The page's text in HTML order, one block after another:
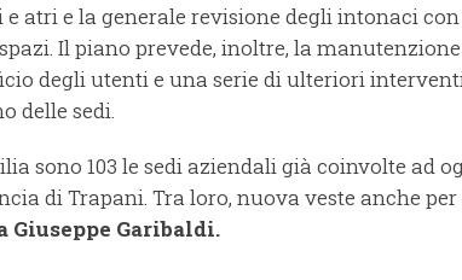
atri e la generale revisione degli intonaci
Il piano prevede, inoltre, la
degli utenti e una serie di ulteriori
delle sedi.
sono 103 le sedi aziendali già coinvolte ad
di Trapani. Tra loro, nuova veste anche
Giuseppe Garibaldi.